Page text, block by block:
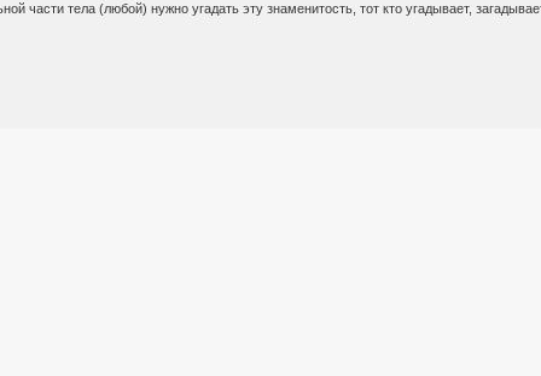
части тела (любой) нужно угадать эту знаменитость, тот кто угадывает,